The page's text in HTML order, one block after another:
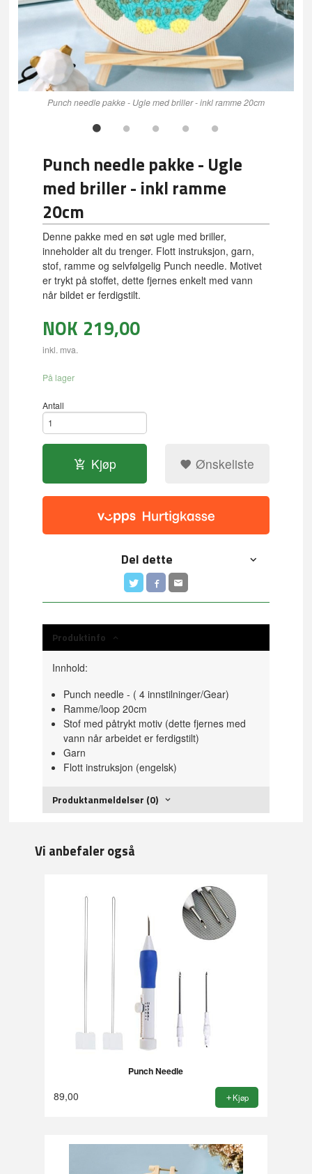
Punch needle pakke - Ugle med briller - inkl ramme 20cm
Punch needle pakke - Ugle
med briller - inkl ramme
20cm
Denne pakke med en søt ugle med briller,
inneholder alt du trenger. Flott instruksjon, garn,
stof, ramme og selvfølgelig Punch needle. Motivet
er trykt på stoffet, dette fjernes enkelt med vann
når bildet er ferdigstilt.
NOK 219,00
inkl. mva.
På lager
Antall
Kjøp Ønskeliste
Del dette
Produktinfo
Innhold:
Punch needle - ( 4 innstilninger/Gear)
Ramme/loop 20cm
Stof med påtrykt motiv (dette fjernes med
vann når arbeidet er ferdigstilt)
Garn
Flott instruksjon (engelsk)
Produktanmeldelser (0)
Vi anbefaler også
Punch Needle
89,00 Kjøp